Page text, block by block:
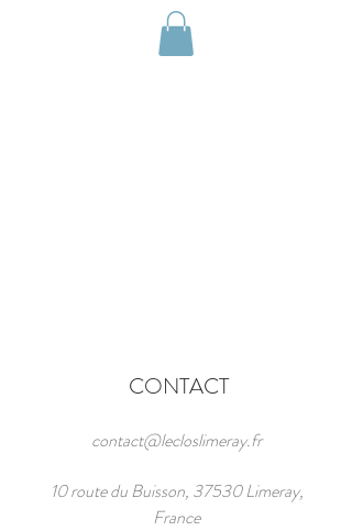
Réserver
CONTACT
contact@lecloslimeray.fr
10 route du Buisson, 37530 Limeray,
France